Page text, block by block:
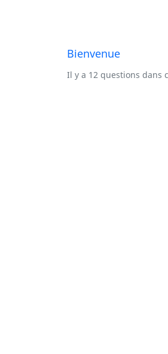
Bienvenue
Il y a 12 questions dans